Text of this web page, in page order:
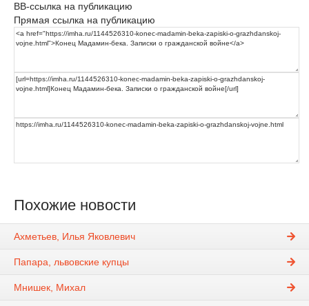
BB-ссылка на публикацию
Прямая ссылка на публикацию
Похожие новости
Ахметьев, Илья Яковлевич
Папара, львовские купцы
Мнишек, Михал